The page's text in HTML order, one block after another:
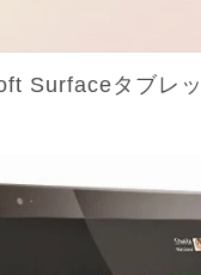
Surfaceタブレッ